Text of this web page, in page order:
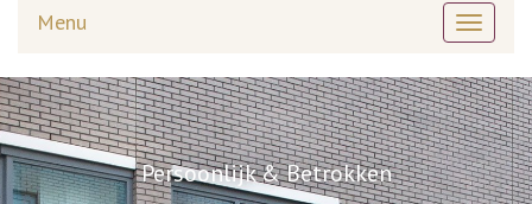
Toggle
Menu
Persoonlijk & Betrokken